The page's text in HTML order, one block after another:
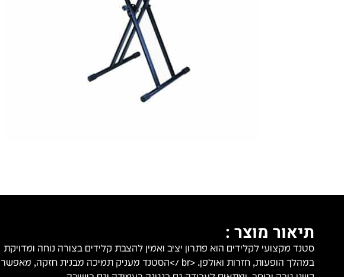
תיאור מוצר :
סטנד מקצועי לקלידים הוא פתרון יציב ואמין להצבת קלידים בצורה נוחה ומדויקת
במהלך הופעות, חזרות ואולפן. <br />הסטנד מעניק תמיכה מבנית חזקה, מאפשר